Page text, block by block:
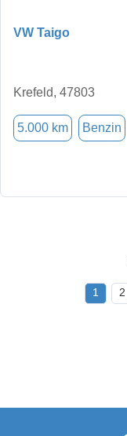
VW Taigo
Krefeld, 47803
5.000 km Benzin
1 2